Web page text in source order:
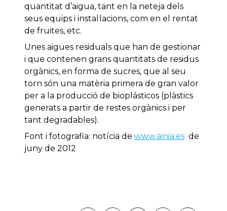
quantitat d’aigua, tant en la neteja dels
seus equips i instal·lacions, com en el rentat
de fruites, etc.
Unes aigües residuals que han de gestionar
i que contenen grans quantitats de residus
orgànics, en forma de sucres, que al seu
torn són una matèria primera de gran valor
per a la producció de bioplásticos (plàstics
generats a partir de restes orgànics i per
tant degradables).
Font i fotografia: notícia de www.ainia.es de
juny de 2012